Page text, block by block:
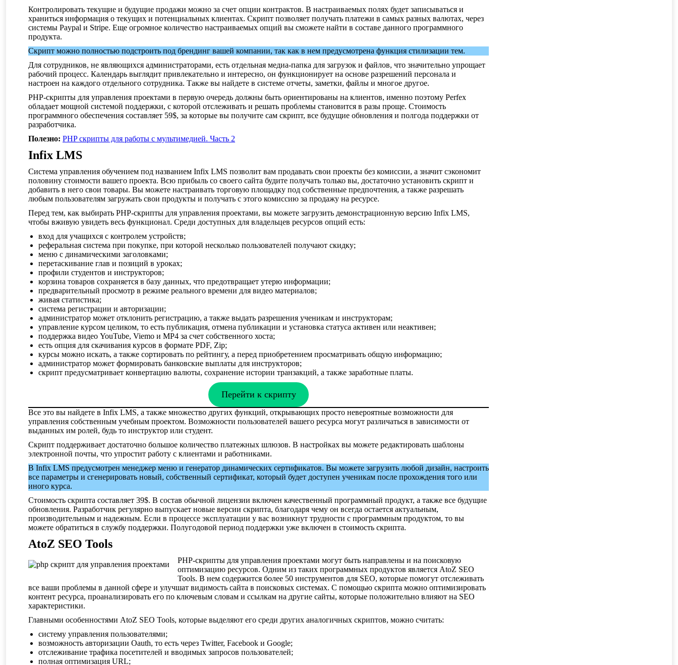
Контролировать текущие и будущие продажи можно за счет опции контрактов. В настраиваемых полях будет записываться и
храниться информация о текущих и потенциальных клиентах. Скрипт позволяет получать платежи в самых разных валютах, через
системы Paypal и Stripe. Еще огромное количество настраиваемых опций вы сможете найти в составе данного программного
продукта.
Скрипт можно полностью подстроить под брендинг вашей компании, так как в нем предусмотрена функция стилизации тем.
Для сотрудников, не являющихся администраторами, есть отдельная медиа-папка для загрузок и файлов, что значительно упрощает
рабочий процесс. Календарь выглядит привлекательно и интересно, он функционирует на основе разрешений персонала и
настроен на каждого отдельного сотрудника. Также вы найдете в системе отчеты, заметки, файлы и многое другое.
PHP-скрипты для управления проектами в первую очередь должны быть ориентированы на клиентов, именно поэтому Perfex
обладает мощной системой поддержки, с которой отслеживать и решать проблемы становится в разы проще. Стоимость
программного обеспечения составляет 59$, за которые вы получите сам скрипт, все будущие обновления и полгода поддержки от
разработчика.
Полезно: PHP скрипты для работы с мультимедией. Часть 2
Infix LMS
Система управления обучением под названием Infix LMS позволит вам продавать свои проекты без комиссии, а значит сэкономит
половину стоимости вашего проекта. Всю прибыль со своего сайта будите получать только вы, достаточно установить скрипт и
добавить в него свои товары. Вы можете настраивать торговую площадку под собственные предпочтения, а также разрешать
любым пользователям загружать свои продукты и получать с этого комиссию за продажу на ресурсе.
Перед тем, как выбирать PHP-скрипты для управления проектами, вы можете загрузить демонстрационную версию Infix LMS,
чтобы вживую увидеть весь функционал. Среди доступных для владельцев ресурсов опций есть:
вход для учащихся с контролем устройств;
реферальная система при покупке, при которой несколько пользователей получают скидку;
меню с динамическими заголовками;
перетаскивание глав и позиций в уроках;
профили студентов и инструкторов;
корзина товаров сохраняется в базу данных, что предотвращает утерю информации;
предварительный просмотр в режиме реального времени для видео материалов;
живая статистика;
система регистрации и авторизации;
администратор может отклонить регистрацию, а также выдать разрешения ученикам и инструкторам;
управление курсом целиком, то есть публикация, отмена публикации и установка статуса активен или неактивен;
поддержка видео YouTube, Viemo и MP4 за счет собственного хоста;
есть опция для скачивания курсов в формате PDF, Zip;
курсы можно искать, а также сортировать по рейтингу, а перед приобретением просматривать общую информацию;
администратор может формировать банковские выплаты для инструкторов;
скрипт предусматривает конвертацию валюты, сохранение истории транзакций, а также заработные платы.
Перейти к скрипту
Все это вы найдете в Infix LMS, а также множество других функций, открывающих просто невероятные возможности для
управления собственным учебным проектом. Возможности пользователей вашего ресурса могут различаться в зависимости от
выданных им ролей, будь то инструктор или студент.
Скрипт поддерживает достаточно большое количество платежных шлюзов. В настройках вы можете редактировать шаблоны
электронной почты, что упростит работу с клиентами и работниками.
В Infix LMS предусмотрен менеджер меню и генератор динамических сертификатов. Вы можете загрузить любой дизайн, настроить
все параметры и сгенерировать новый, собственный сертификат, который будет доступен ученикам после прохождения того или
иного курса.
Стоимость скрипта составляет 39$. В состав обычной лицензии включен качественный программный продукт, а также все будущие
обновления. Разработчик регулярно выпускает новые версии скрипта, благодаря чему он всегда остается актуальным,
производительным и надежным. Если в процессе эксплуатации у вас возникнут трудности с программным продуктом, то вы
можете обратиться в службу поддержки. Полугодовой период поддержки уже включен в стоимость скрипта.
AtoZ SEO Tools
PHP-скрипты для управления проектами могут быть направлены и на поисковую
оптимизацию ресурсов. Одним из таких программных продуктов является AtoZ SEO
Tools. В нем содержится более 50 инструментов для SEO, которые помогут отслеживать
все ваши проблемы в данной сфере и улучшат видимость сайта в поисковых системах. С помощью скрипта можно оптимизировать
контент ресурса, проанализировать его по ключевым словам и ссылкам на другие сайты, которые положительно влияют на SEO
характеристики.
Главными особенностями AtoZ SEO Tools, которые выделяют его среди других аналогичных скриптов, можно считать:
систему управления пользователями;
возможность авторизации Oauth, то есть через Twitter, Facebook и Google;
отслеживание трафика посетителей и вводимых запросов пользователей;
полная оптимизация URL;